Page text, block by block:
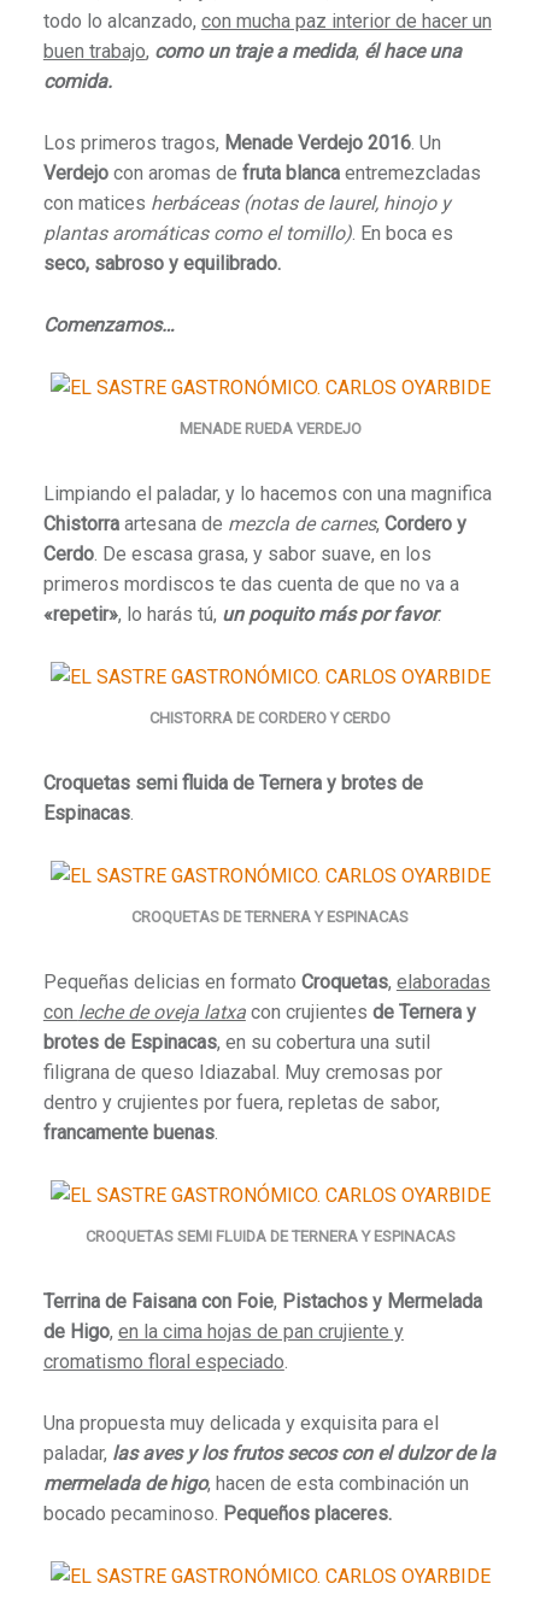
todo lo alcanzado, con mucha paz interior de hacer un
buen trabajo, como un traje a medida, él hace una
comida.
Los primeros tragos, Menade Verdejo 2016. Un
Verdejo con aromas de fruta blanca entremezcladas
con matices herbáceas (notas de laurel, hinojo y
plantas aromáticas como el tomillo). En boca es
seco, sabroso y equilibrado.
Comenzamos…
MENADE RUEDA VERDEJO
Limpiando el paladar, y lo hacemos con una magnifica
Chistorraartesana de mezcla de carnes, Cordero y
Cerdo. De escasa grasa, y sabor suave, en los
primeros mordiscos te das cuenta de que no va a
«repetir», lo harás tú, un poquito más por favor.
CHISTORRA DE CORDERO Y CERDO
Croquetas semi fluida de Ternera y brotes de
Espinacas.
CROQUETAS DE TERNERA Y ESPINACAS
Pequeñas delicias en formato Croquetas, elaboradas
con leche de oveja latxacon crujientes de Ternera y
brotes de Espinacas, en su cobertura una sutil
filigrana de queso Idiazabal. Muy cremosas por
dentro y crujientes por fuera, repletas de sabor,
francamente buenas.
CROQUETAS SEMI FLUIDA DE TERNERA Y ESPINACAS
Terrina de Faisana con Foie, Pistachos y Mermelada
de Higo, en la cima hojas de pan crujiente y
cromatismo floral especiado.
Una propuesta muy delicada y exquisita para el
paladar, las aves y los frutos secos con el dulzor de la
mermelada de higo, hacen de esta combinación un
bocado pecaminoso. Pequeños placeres.